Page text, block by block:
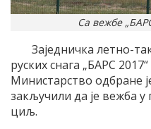
Са вежбе
Заједничка летно-
руских снага „БАРС
Министарство одбране
закључили да је вежба у
циљ.